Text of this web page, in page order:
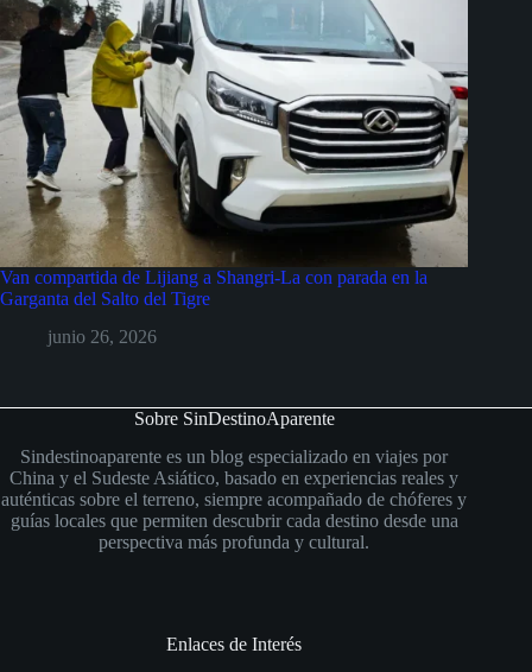
Van compartida de Lijiang a Shangri-La con parada en la
Garganta del Salto del Tigre
junio 26, 2026
Sobre SinDestinoAparente
Sindestinoaparente es un blog especializado en viajes por
China y el Sudeste Asiático, basado en experiencias reales y
auténticas sobre el terreno, siempre acompañado de chóferes y
guías locales que permiten descubrir cada destino desde una
perspectiva más profunda y cultural.
Enlaces de Interés